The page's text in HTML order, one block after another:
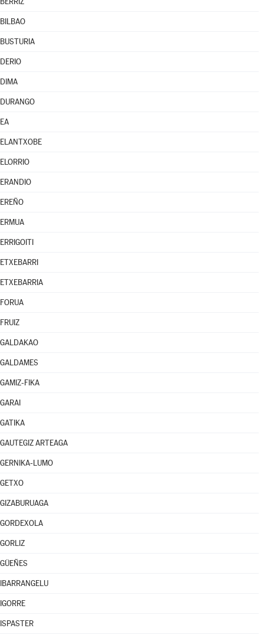
BILBAO
BUSTURIA
DERIO
DIMA
DURANGO
EA
ELANTXOBE
ELORRIO
ERANDIO
EREÑO
ERMUA
ERRIGOITI
ETXEBARRI
ETXEBARRIA
FORUA
FRUIZ
GALDAKAO
GALDAMES
GAMIZ-FIKA
GARAI
GATIKA
GAUTEGIZ ARTEAGA
GERNIKA-LUMO
GETXO
GIZABURUAGA
GORDEXOLA
GORLIZ
GÜEÑES
IBARRANGELU
IGORRE
ISPASTER